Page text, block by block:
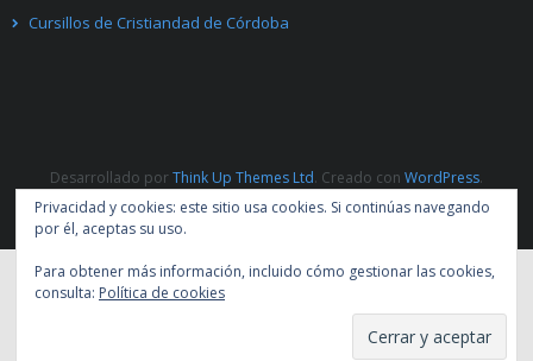
Cursillos de Cristiandad de Córdoba
Desarrollado porThink Up Themes Ltd. Creado con WordPress.
Privacidad y cookies: este sitio usa cookies. Si continúas navegando
por él, aceptas su uso.
Para obtener más información, incluido cómo gestionar las cookies,
consulta: Política de cookies